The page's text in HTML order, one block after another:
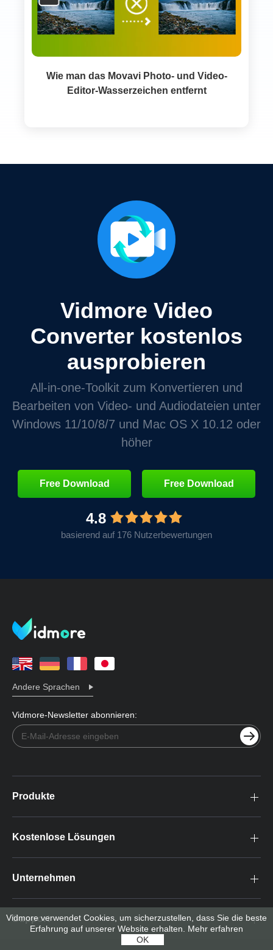
Wie man das Movavi Photo- und Video-
Editor-Wasserzeichen entfernt
Vidmore Video
Converter kostenlos
ausprobieren
All‑in‑one‑Toolkit zum Konvertieren und
Bearbeiten von Video‑ und Audiodateien unter
Windows 11/10/8/7 und Mac OS X 10.12 oder
höher
Free Download Free Download
4.8
basierend auf 176 Nutzerbewertungen
Andere Sprachen
Vidmore-Newsletter abonnieren:
Produkte
Kostenlose Lösungen
Unternehmen
Support
Vidmore verwendet Cookies, um sicherzustellen, dass Sie die beste
Erfahrung auf unserer Website erhalten. Mehr erfahren
OK